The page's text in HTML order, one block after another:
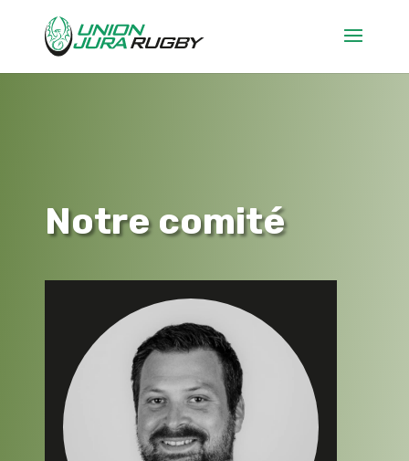
Notre comité